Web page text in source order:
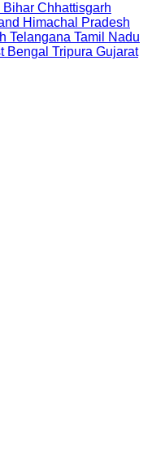
Bihar Chhattisgarh
Himachal Pradesh
Telangana Tamil Nadu
Bengal Tripura Gujarat